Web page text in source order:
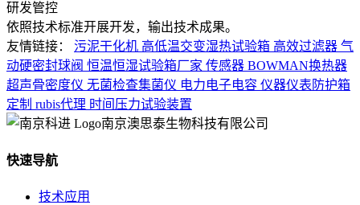
研发管控
依照技术标准开展开发，输出技术成果。
友情链接：
污泥干化机 高低温交变湿热试验箱 高效过滤器 气
动硬密封球阀 恒温恒湿试验箱厂家 传感器 BOWMAN换热器
超声骨密度仪 无菌检查集菌仪 电力电子电容 仪器仪表防护箱
定制 rubis代理 时间压力试验装置
南京澳思泰生物科技有限公司
快速导航
技术应用